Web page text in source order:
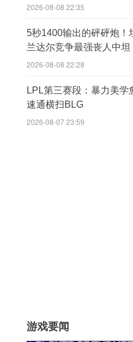
2026-08-08 22:35
5秒1400输出的砰砰炮！
兰达尔竞争最强丧人中坦
2026-08-08 22:28
LPL第三赛段：暴力美学
速通横扫BLG
2026-08-07 23:59
游戏要闻